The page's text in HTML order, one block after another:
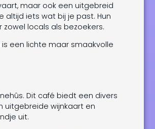
maar ook een uitgebreid
altijd iets wat bij je past. Hun
locals als bezoekers.
een lichte maar smaakvolle
Dit café biedt een divers
uitgebreide wijnkaart en
uit.